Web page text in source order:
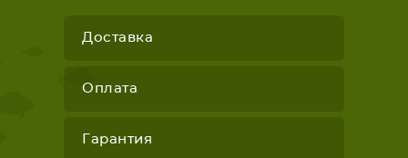
Доставка
Оплата
Гарантия